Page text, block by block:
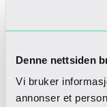
Denne nettsiden
Vi bruker
annonser et
For deg som